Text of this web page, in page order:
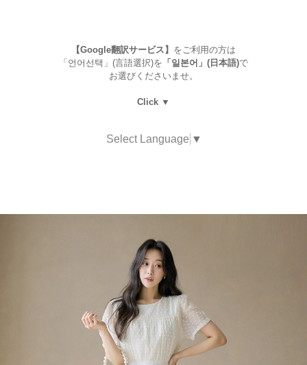
【Google翻訳サービス】 をご利用の方は
「언어선택」(言語選択)を 「일본어」(日本語)で
お選びくださいませ。
Click ▼
Select Language ▼